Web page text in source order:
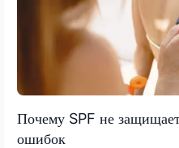
Почему SPF не
ошибок